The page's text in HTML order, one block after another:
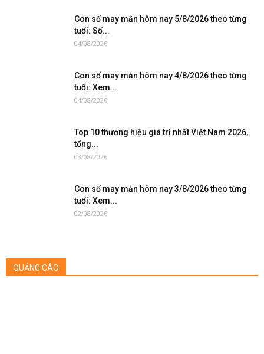
Con số may mắn hôm nay 5/8/2026 theo từng
tuổi: Số...
04/08/2026
Con số may mắn hôm nay 4/8/2026 theo từng
tuổi: Xem...
04/08/2026
Top 10 thương hiệu giá trị nhất Việt Nam 2026,
tổng...
03/08/2026
Con số may mắn hôm nay 3/8/2026 theo từng
tuổi: Xem...
02/08/2026
QUẢNG CÁO